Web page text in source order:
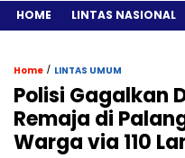
HOME LINTAS NASIONAL
Home / LINTAS UMUM
Polisi Gagalkan
Remaja di
Warga via 110